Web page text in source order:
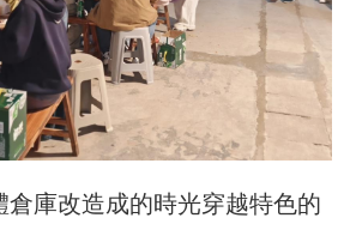
倉庫改造成的時光穿越特色的